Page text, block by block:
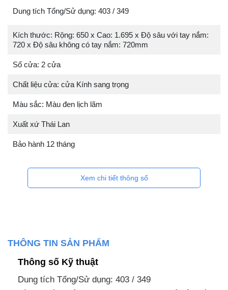
Dung tích Tổng/Sử dụng: 403 / 349
Kích thước: Rộng: 650 x Cao: 1.695 x Độ sâu với tay nắm:
720 x Độ sâu không có tay nắm: 720mm
Số cửa: 2 cửa
Chất liệu cửa: cửa Kính sang trọng
Màu sắc: Màu đen lịch lãm
Xuất xứ Thái Lan
Bảo hành 12 tháng
Xem chi tiết thông số
THÔNG TIN SẢN PHẨM
Thông số Kỹ thuật
Dung tích Tổng/Sử dụng: 403 / 349